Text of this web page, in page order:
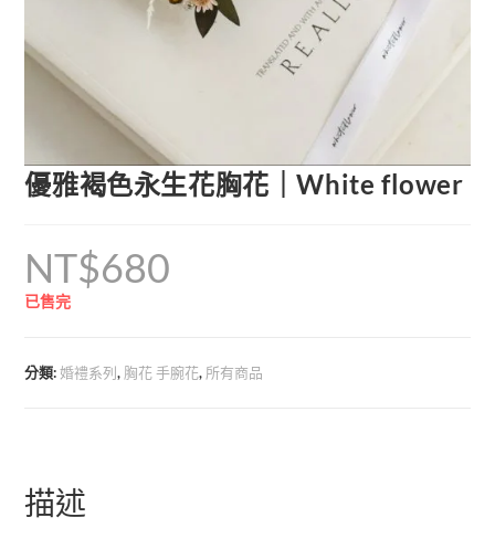
優雅褐色永生花胸花｜White flower
NT$680
已售完
分類:婚禮系列, 胸花 手腕花, 所有商品
描述